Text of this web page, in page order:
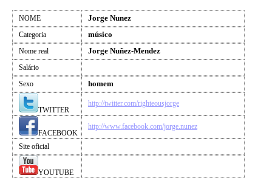
NOME Jorge Nunez
Categoria músico
Nome real Jorge Nuñez-Mendez
Salário
Sexo
homem
TWITTER
http://twitter.com/righteousjorge
FACEBOOK
http://www.facebook.com/jorge.nunez
Site oficial
YOUTUBE